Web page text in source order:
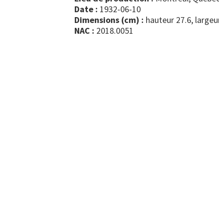
Date : 1932-06-10
Dimensions (cm) : hauteur 27.6,
NAC : 2018.0051